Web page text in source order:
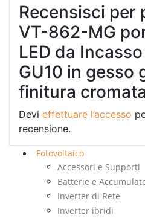
Recensisci per
VT-862-MG
LED da
GU10 in gesso
finitura
Devi effettuare l’accesso
recensione.
Fotovoltaico
Accessori e Supporti
Batterie e
Inverter di Rete
Inverter ibridi